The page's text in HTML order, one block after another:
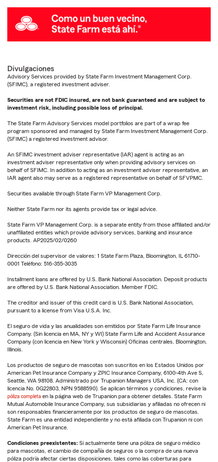
Divulgaciones
Advisory Services provided by State Farm Investment Management Corp.
(SFIMC), a registered investment adviser.
Securities are not FDIC insured, are not bank guaranteed and are subject to
investment risk, including possible loss of principal.
The State Farm Advisory Services model portfolios are part of a wrap fee
program sponsored and managed by State Farm Investment Management Corp.
(SFIMC) a registered investment advisor.
An SFIMC investment adviser representative (IAR) agent is acting as an
investment adviser representative only when providing advisory services on
behalf of SFIMC. In addition to acting as an investment adviser representative, an
IAR agent also may serve as a registered representative on behalf of SFVPMC.
Securities available through State Farm VP Management Corp.
Neither State Farm nor its agents provide tax or legal advice.
State Farm VP Management Corp. is a separate entity from those affiliated and/or
unaffiliated entities which provide advisory services, banking and insurance
products. AP2025/02/0260
Dirección del supervisor de valores: 1 State Farm Plaza, Bloomington, IL 61710-
0001 Teléfono: 516-355-3035
Installment loans are offered by U.S. Bank National Association. Deposit products
are offered by U.S. Bank National Association. Member FDIC.
The creditor and issuer of this credit card is U.S. Bank National Association,
pursuant to a license from Visa U.S.A. Inc.
El seguro de vida y las anualidades son emitidos por State Farm Life Insurance
Company. (Sin licencia en MA, NY y WI) State Farm Life and Accident Assurance
Company (con licencia en New York y Wisconsin) Oficinas centrales, Bloomington,
Illinois.
Los productos de seguro de mascotas son suscritos en los Estados Unidos por
American Pet Insurance Company y ZPIC Insurance Company, 6100-4th Ave S,
Seattle, WA 98108. Administrado por Trupanion Managers USA, Inc. (CA: con
licencia No. 0G22803, NPN 9588590). Se aplican términos y condiciones, revise la
póliza completa en la página web de Trupanion para obtener detalles. State Farm
Mutual Automobile Insurance Company, sus subsidiarias y afiliadas no ofrecen ni
son responsables financieramente por los productos de seguro de mascotas.
State Farm es una entidad independiente y no está afiliada con Trupanion ni con
American Pet Insurance.
Condiciones preexistentes: Si actualmente tiene una póliza de seguro médico
para mascotas, el cambio de compañía de seguros o la compra de una nueva
póliza podría afectar ciertas disposiciones, tales como las coberturas para